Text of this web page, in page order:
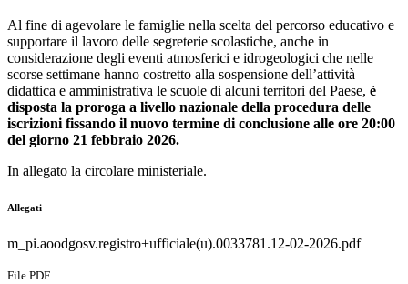
Al fine di agevolare le famiglie nella scelta del percorso educativo e
supportare il lavoro delle segreterie scolastiche, anche in
considerazione degli eventi atmosferici e idrogeologici che nelle
scorse settimane hanno costretto alla sospensione dell’attività
didattica e amministrativa le scuole di alcuni territori del Paese, è
disposta la proroga a livello nazionale della procedura delle
iscrizioni fissando il nuovo termine di conclusione alle ore 20:00
del giorno 21 febbraio 2026.
In allegato la circolare ministeriale.
Allegati
m_pi.aoodgosv.registro+ufficiale(u).0033781.12-02-2026.pdf
File PDF